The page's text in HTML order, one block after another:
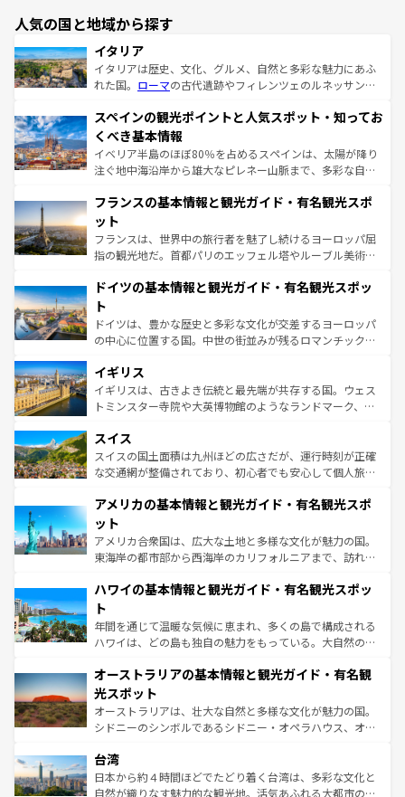
人気の国と地域から探す
イタリア
イタリアは歴史、文化、グルメ、自然と多彩な魅力にあふ
れた国。 ローマの古代遺跡やフィレンツェのルネッサンス
ろん、トスカーナの美しい田園風景やアマルフィ海岸の絶
景など、自然景観も見逃せない。観光の合間には、本場の
ピザやパスタなど、絶品のイタリア料理を堪能することも
できる。朝目覚めてから夜眠るまで、すべての瞬間を楽し
なお、新着のイタリア情報はコンテンツ一覧を参照してほ
しい。
スペインの観光ポイントと人気スポット・知ってお
くべき基本情報
イベリア半島のほぼ80％を占めるスペインは、太陽が降り
注ぐ地中海沿岸から雄大なピレネー山脈まで、多彩な自然
文化が根付くこの国では、情熱的なフラメンコ、熱気あふ
れる闘牛、そして美味しいタパスが生活の一部となってい
る。首都マドリードの洗練された雰囲気や、バルセロナの
アートに溢れた街角から、地方では古代ローマ遺跡や中世
せる。地方によって風土や気候が異なるスペインはその個
ンテンツ一覧 を参照してほしい。
フランスの基本情報と観光ガイド・有名観光スポ
ット
フランスは、世界中の旅行者を魅了し続けるヨーロッパ屈
指の観光地だ。首都パリのエッフェル塔やルーブル美術館
で、幅広い魅力が詰まっている。華麗な宮殿、歴史的な大
聖堂、美しいビーチ、そして豊かな自然が、訪れる者を心
から魅了する。また、フランスは美食の国としても知ら
れ、フランス料理はユネスコ無形文化遺産にも登録されて
香り高いラベンダー畑など、多彩な楽しみ方が可能だ。さ
らに、パリ以外の地域にも魅力が溢れており、どの街角に
も豊かな歴史と文化が息づいている。パリ以外の個性あふ
を参照してほしい。
ドイツの基本情報と観光ガイド・有名観光スポッ
ト
ドイツは、豊かな歴史と多彩な文化が交差するヨーロッパ
の中心に位置する国。中世の街並みが残るロマンチック街
顔を持つこの国は、どこを歩いても飽きることがない。ベ
ルリンの文化的活気、バイエルン州のアルプスの絶景、そ
してライン川沿いのワイン畑といった風景は必見。ビール
は、お酒好きな人にはぜひ体験してほしい。 なお、新着の
ドイツ情報はコンテンツ一覧を参照してほしい。
イギリス
イギリスは、古きよき伝統と最先端が共存する国。ウェス
トミンスター寺院や大英博物館のようなランドマーク、歴
リアごとに異なる魅力がある。また、優雅なアフタヌーン
ティー、ビール好きにはたまらない英国パブ、サッカー観
戦など、本場だからこそできる体験も豊富。イギリスを旅
ンツ一覧を参照してほしい。
スイス
スイスの国土面積は九州ほどの広さだが、運行時刻が正確
な交通網が整備されており、初心者でも安心して個人旅行
の建物がそのまま残る町や、スイスならではのユニークな
博物館もあり、アルプス観光だけでなく町歩きも満喫する
ことができる。国民の所得が高いため物価も高いが、旅行
者向けの交通パス提供のサービスもあり、うまく活用すれ
着のスイス情報はコンテンツ一覧を参照してほしい。
アメリカの基本情報と観光ガイド・有名観光スポ
ット
アメリカ合衆国は、広大な土地と多様な文化が魅力の国。
東海岸の都市部から西海岸のカリフォルニアまで、訪れる
のような巨大都市は、観光、ショッピング、エンターテイ
ンメントが詰まった刺激的なスポットだ。一方、アメリカ
西部には大自然が広がり、グランドキャニオンやイエロー
ストーン国立公園といった絶景が堪能できる。さらに、南
文化が魅力。旅行者はアメリカの各地域で異なる魅力を楽
しみながら、その多様性と豊かな歴史を感じることができ
るだろう。車でのロードトリップや列車の旅も、アメリカ
ならではの贅沢な旅のスタイルだ。 なお、新着のアメリカ
情報は コンテンツ一覧 を参照してほしい。
ハワイの基本情報と観光ガイド・有名観光スポッ
ト
年間を通じて温暖な気候に恵まれ、多くの島で構成される
ハワイは、どの島も独自の魅力をもっている。大自然の神
ワイ島は見逃せない。また、定番の観光地といえばオアフ
島だが、静かな自然を求めるならマウイ島やカウアイ島が
おすすめ。エメラルドグリーンに輝く海をはじめ、豊かな
文化や歴史が息づいている。「アロハスピリット」と呼ば
人々、おいしいローカルフードやハワイアンミュージッ
ク、伝統的なフラダンスなど、すべてがハワイの魅力を彩
っている。訪れるたびに新しい発見と感動が待っているハ
オーストラリアの基本情報と観光ガイド・有名観
光スポット
オーストラリアは、壮大な自然と多様な文化が魅力の国。
シドニーのシンボルであるシドニー・オペラハウス、オー
リアリーフや大陸中央部にそびえるウルル（エアーズロッ
ク）、タスマニアの美しい原生林やケアンズの熱帯雨林な
ど、見どころがたくさん。また、カフェやワイン、オージ
台湾
日本から約４時間ほどでたどり着く台湾は、多彩な文化と
自然が織りなす魅力的な観光地。活気あふれる大都市の台